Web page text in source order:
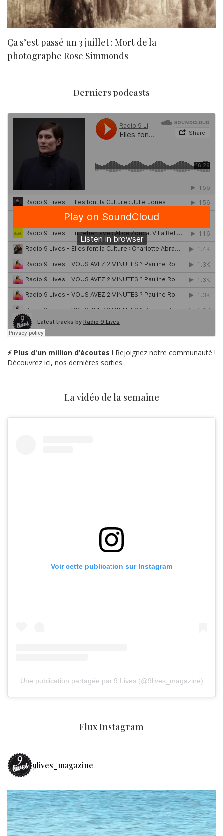
Ça s’est passé un 3 juillet : Mort de la
photographe Rose Simmonds
Derniers podcasts
⚡ Plus d'un million d’écoutes ! Rejoignez notre communauté !
Découvrez ici, nos dernières sorties.
La vidéo de la semaine
Voir cette publication sur Instagram
Une publication partagée par 9 Lives (@9lives_magazine)
Flux Instagram
9lives_magazine